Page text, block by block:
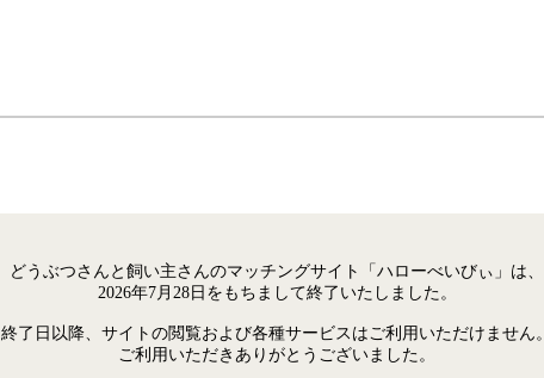
どうぶつさんと飼い主さんのマッチングサイト「ハローべいびぃ」は、
2026年7月28日をもちまして終了いたしました。
終了日以降、サイトの閲覧および各種サービスはご利用いただけません
ご利用いただきありがとうございました。